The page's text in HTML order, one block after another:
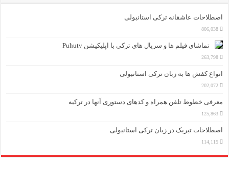
اصطلاحات عاشقانه ترکی استانبولی
806,038
تماشای فیلم ها و سریال های ترکی با اپلیکیشن Puhutv
263,798
انواع کفش ها به زبان ترکی استانبولی
202,072
معرفی خطوط تلفن همراه و کدهای دستوری آنها در ترکیه
125,863
اصطلاحات تبریک در زبان ترکی استانبولی
114,115